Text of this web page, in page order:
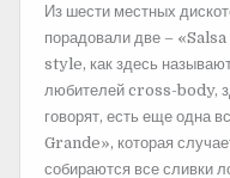
Из шести местных
порадовали две –
style, как здесь
любителей cross-body,
говорят, есть еще одна
Grande», которая
собираются все сливки